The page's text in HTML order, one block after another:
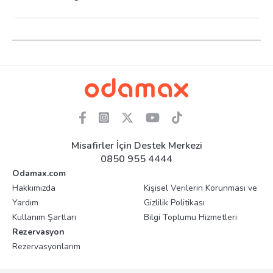
Misafirler İçin Destek Merkezi
0850 955 4444
Odamax.com
Hakkımızda
Yardım
Kullanım Şartları
Kişisel Verilerin Korunması ve
Gizlilik Politikası
Bilgi Toplumu Hizmetleri
Rezervasyon
Rezervasyonlarım